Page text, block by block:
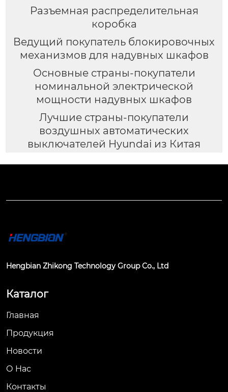
Разъемная распределительная
коробка
Ведущий покупатель блокировочных
механизмов для надувных шкафов
Основные страны-покупатели
номинальной электрической
мощности надувных шкафов
Лучшие страны-покупатели
воздушных автоматических
выключателей Hyundai из Китая
Hengbian Zhikong Technology Group Co., Ltd
Каталог
Главная
Продукция
Новости
О Hас
Контакты